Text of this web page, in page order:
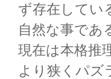
ず存在してい
自然な事であ
現在は本格推
より狭くパズ